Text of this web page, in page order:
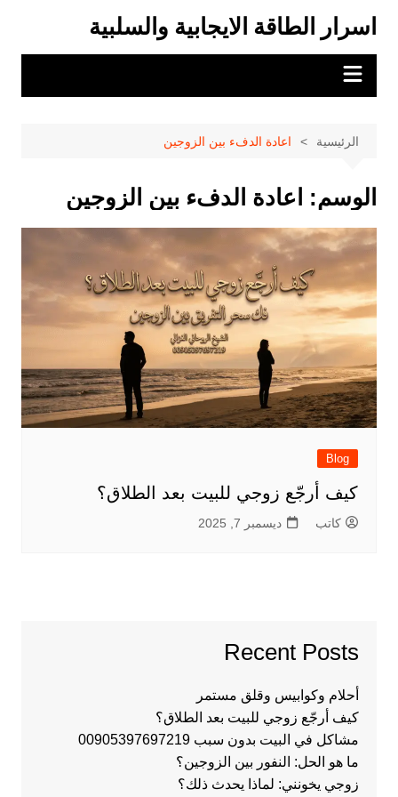
المحتوى
اسرار الطاقة الايجابية والسلبية
الرئيسية اعادة الدفء بين الزوجين
الوسم: اعادة الدفء بين الزوجين
Blog
كيف أرجّع زوجي للبيت بعد الطلاق؟
كاتب ديسمبر 7, 2025
Recent Posts
أحلام وكوابيس وقلق مستمر
كيف أرجّع زوجي للبيت بعد الطلاق؟
مشاكل في البيت بدون سبب 00905397697219
ما هو الحل: النفور بين الزوجين؟
زوجي يخونني: لماذا يحدث ذلك؟